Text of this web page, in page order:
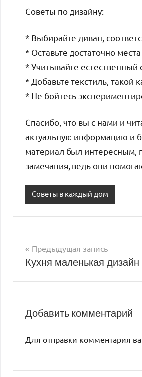
Советы по дизайну:
* Выбирайте диван,
* Оставьте достаточно
* Учитывайте естественный
* Добавьте текстиль, такой
* Не бойтесь
Спасибо, что вы с нами и
актуальную информацию и
материал был интересным,
замечания, ведь они
Советы в каждый дом
Навигация
по
записям
Предыдущая запись
Кухня маленькая дизайн
Добавить комментарий
Для отправки комментария